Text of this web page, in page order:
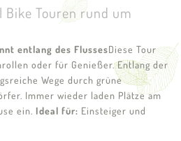
Bike Touren rund um
entlang des FlussesDiese Tour
oder für Genießer. Entlang der
Wege durch grüne
Immer wieder laden Plätze am
ein. Ideal für: Einsteiger und